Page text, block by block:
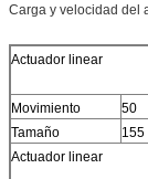
Carga y velocidad del
Actuador linear
Movimiento 50
Tamaño
155
Actuador linear